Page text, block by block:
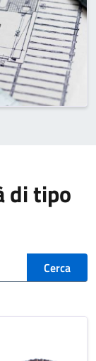
ALLA L.R. 14/
di tipo
Cerca